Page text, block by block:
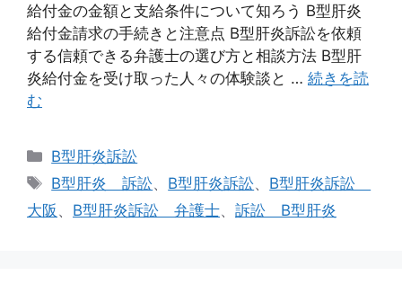
給付金の金額と支給条件について知ろう B型肝炎
給付金請求の手続きと注意点 B型肝炎訴訟を依頼
する信頼できる弁護士の選び方と相談方法 B型肝
炎給付金を受け取った人々の体験談と … 続きを読
む
カ
テ
リ
B型肝炎訴訟
タ
グ
B型肝炎 訴訟、 B型肝炎訴訟、 B型肝炎訴訟
大阪 、 B型肝炎訴訟 弁護士、 訴訟 B型肝炎